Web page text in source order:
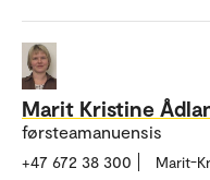
Marit Kristine
førsteamanuensis
+47 672 38 300 Marit-